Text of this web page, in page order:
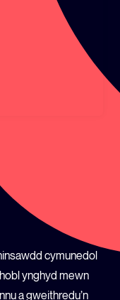
cymunedol
ynghyd mewn
a gweithredu’n